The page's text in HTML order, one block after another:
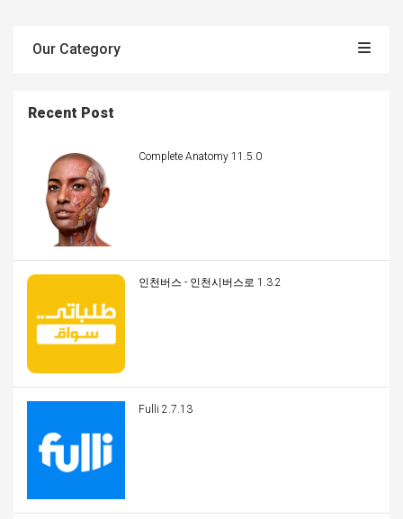
Our Category
Recent Post
Complete Anatomy 11.5.0
인천버스 - 인천시버스로 1.3.2
Fulli 2.7.13